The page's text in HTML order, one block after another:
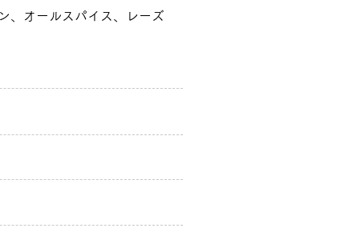
、オールスパイス、レーズ